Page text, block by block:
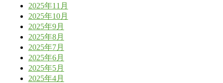
2025年11月
2025年10月
2025年9月
2025年8月
2025年7月
2025年6月
2025年5月
2025年4月